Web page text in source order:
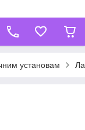
установам